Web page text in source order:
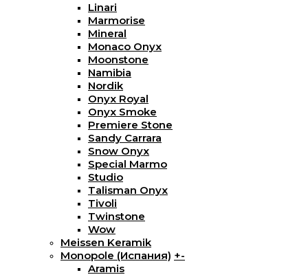
Linari
Marmorise
Mineral
Monaco Onyx
Moonstone
Namibia
Nordik
Onyx Royal
Onyx Smoke
Premiere Stone
Sandy Carrara
Snow Onyx
Special Marmo
Studio
Talisman Onyx
Tivoli
Twinstone
Wow
Meissen Keramik
Monopole (Испания) +-
Aramis